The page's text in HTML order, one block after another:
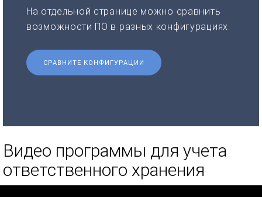
На отдельной странице можно сравнить
возможности ПО в разных конфигурациях.
СРАВНИТЕ КОНФИГУРАЦИИ
Видео программы для учета
ответственного хранения